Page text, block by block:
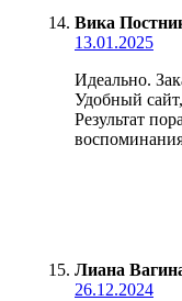
Вика
13.01.2025
Идеально.
Удобный
Результат
Лиана
26.12.2024